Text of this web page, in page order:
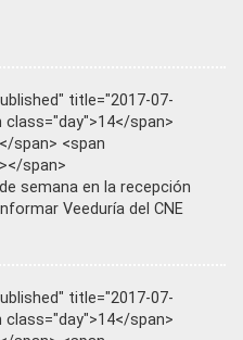
title="2017-07-
class="day">14</span>
span> <span
span>
semana en la recepción
Veeduría del CNE
title="2017-07-
class="day">14</span>